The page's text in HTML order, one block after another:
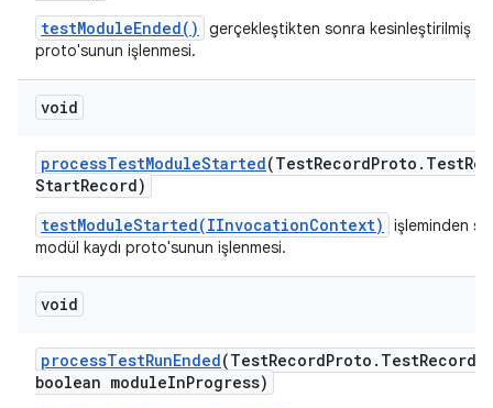
testModuleEnded()
gerçekleştikten sonra kesinleştirilmiş
proto'sunun işlenmesi.
void
processTestModuleStarted(TestRecordProto . Test
StartRecord)
testModuleStarted(IInvocationContext)
işleminden
modül kaydı proto'sunun işlenmesi.
void
processTestRunEnded(TestRecordProto . TestRecord
boolean moduleInProgress)